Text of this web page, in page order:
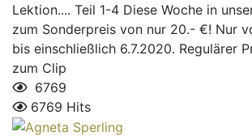
Lektion.... Teil 1-4 Diese Woche in
zum Sonderpreis von nur 20.- €! Nur
bis einschließlich 6.7.2020. Regulärer
zum Clip
6769
6769 Hits